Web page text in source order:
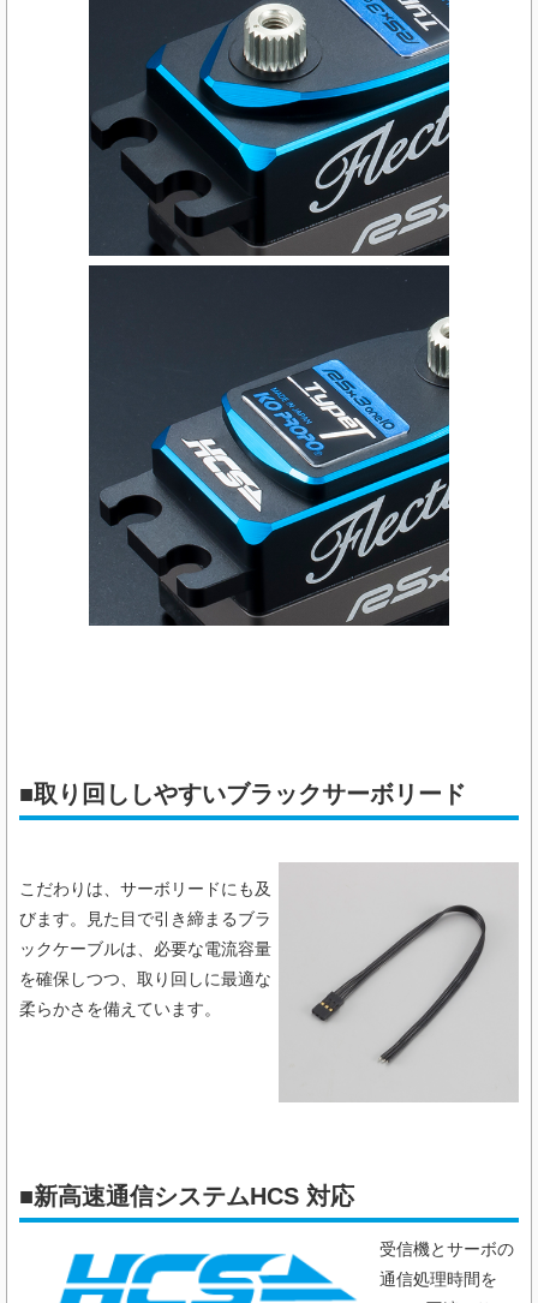
■取り回ししやすいブラックサーボリード
こだわりは、サーボリードにも及
びます。見た目で引き締まるブラ
ックケーブルは、必要な電流容量
を確保しつつ、取り回しに最適な
柔らかさを備えています。
■新高速通信システムHCS 対応
受信機とサーボの
通信処理時間を